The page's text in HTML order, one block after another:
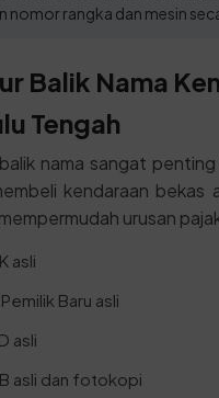
nomor rangka dan mesin
Balik Nama
Tengah
nama sangat
kendaraan bekas
urusan
asli
Baru asli
asli
asli dan fotokopi